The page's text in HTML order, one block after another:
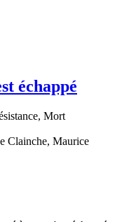
échappé
Mort
Clainche, Maurice